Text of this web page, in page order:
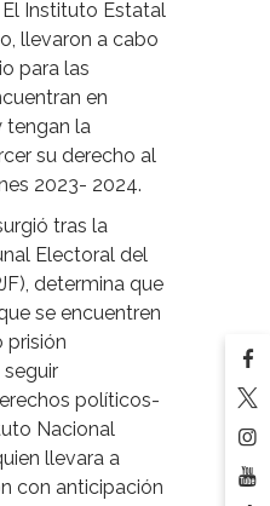
Instituto Estatal
llevaron a cabo
para las
en
tengan la
su derecho al
2023- 2024.
tras la
Electoral del
determina que
se encuentren
prisión
políticos-
Nacional
llevara a
con anticipación